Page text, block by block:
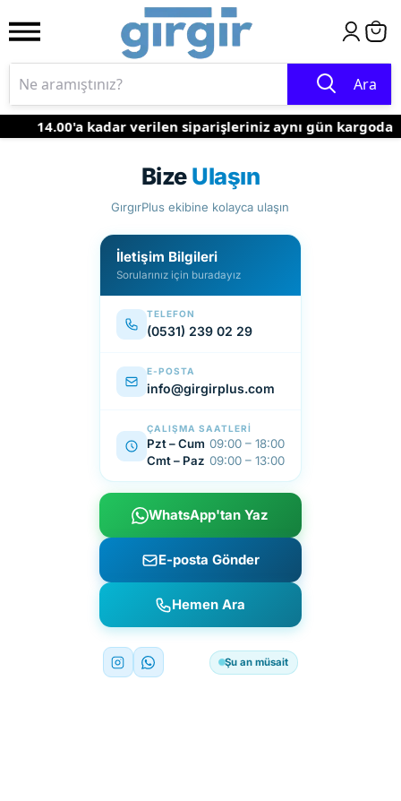
Ara
14.00'a kadar verilen siparişleriniz aynı gün kargoda
BizeUlaşın
GırgırPlus ekibine kolayca ulaşın
İletişim Bilgileri
Sorularınız için buradayız
TELEFON
(0531) 239 02 29
E-POSTA
info@girgirplus.com
ÇALIŞMA SAATLERI
Pzt – Cum 09:00 – 18:00
Cmt – Paz 09:00 – 13:00
WhatsApp'tan Yaz
E-posta Gönder
Hemen Ara
Şu an müsait